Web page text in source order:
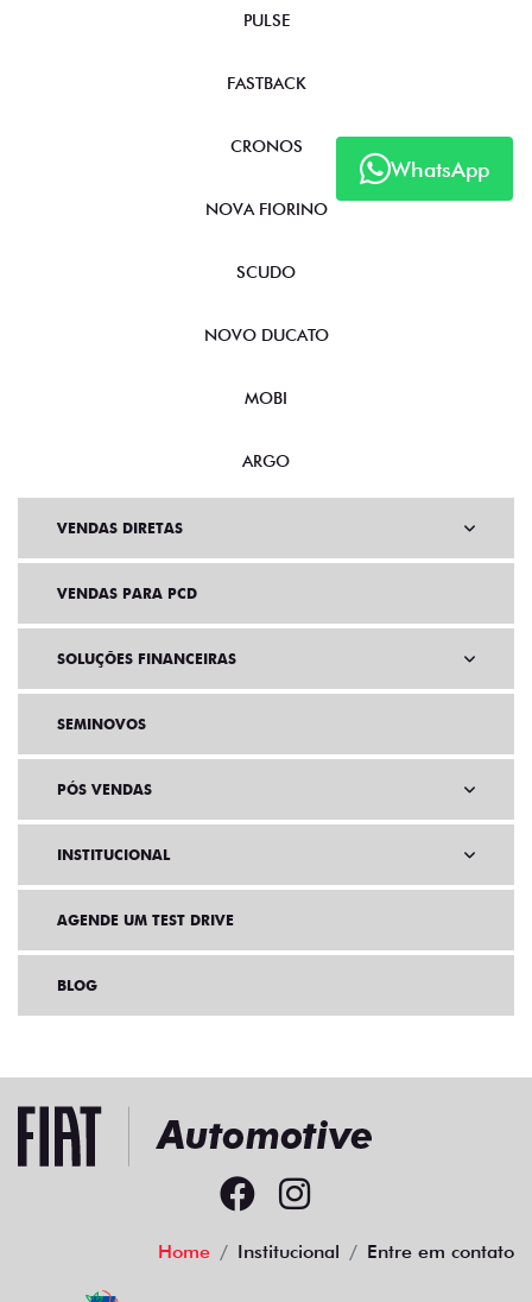
WhatsApp
PULSE
FASTBACK
CRONOS
NOVA FIORINO
SCUDO
NOVO DUCATO
MOBI
ARGO
VENDAS DIRETAS
VENDAS PARA PCD
SOLUÇÕES FINANCEIRAS
SEMINOVOS
PÓS VENDAS
INSTITUCIONAL
AGENDE UM TEST DRIVE
BLOG
Home Institucional Entre em contato